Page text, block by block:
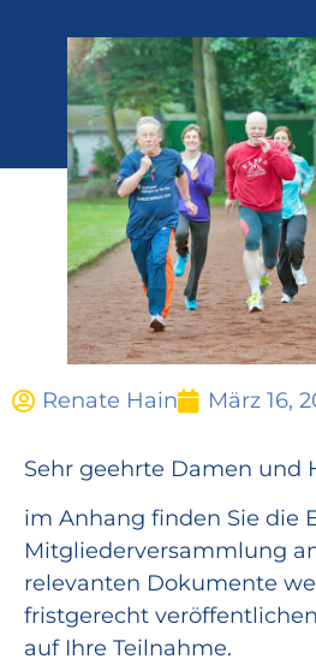
Renate Hain März 16,
Sehr geehrte Damen und
im Anhang finden Sie die
Mitgliederversammlung
relevanten Dokumente
fristgerecht
auf Ihre Teilnahme.